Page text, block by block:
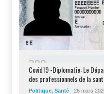
298
Covid19 -Diplomatie: Le
des professionnels de la
Politique, Santé 26 mars